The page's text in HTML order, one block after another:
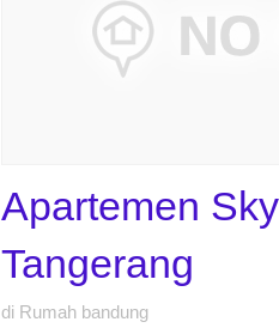
Apartemen
Tangerang
di Rumah bandung